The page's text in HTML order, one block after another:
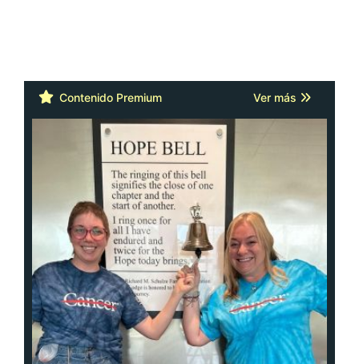
Contenido Premium Ver más